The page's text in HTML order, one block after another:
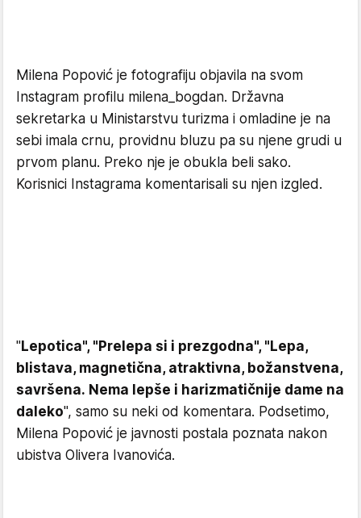
Milena Popović je fotografiju objavila na svom
Instagram profilu milena_bogdan. Državna
sekretarka u Ministarstvu turizma i omladine je na
sebi imala crnu, providnu bluzu pa su njene grudi u
prvom planu. Preko nje je obukla beli sako.
Korisnici Instagrama komentarisali su njen izgled.
"Lepotica", "Prelepa si i prezgodna", "Lepa,
blistava, magnetična, atraktivna, božanstvena,
savršena. Nema lepše i harizmatičnije dame na
daleko", samo su neki od komentara. Podsetimo,
Milena Popović je javnosti postala poznata nakon
ubistva Olivera Ivanovića.